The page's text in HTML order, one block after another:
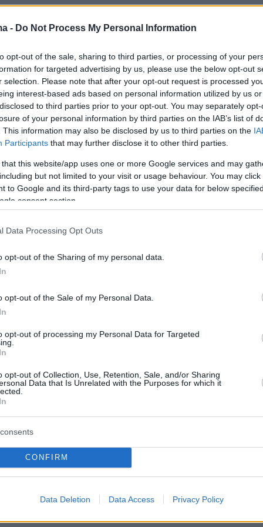
- Do Not Process My Personal Information
opt-out of the sale, sharing to third parties, or processing of your
for targeted advertising by us, please use the below opt-out
selection. Please note that after your opt-out request is processed
interest-based ads based on personal information utilized by us
to third parties prior to your opt-out. You may separately
of your personal information by third parties on the IAB’s list of
This information may also be disclosed by us to third parties on the
Participants that may further disclose it to other third parties.
that this website/app uses one or more Google services and may
but not limited to your visit or usage behaviour. You may
to Google and its third-party tags to use your data for below
consent section.
Data Processing Opt Outs
opt-out of the Sharing of my personal data.
opt-out of the Sale of my Personal Data.
opt-out of processing my Personal Data for Targeted
opt-out of Collection, Use, Retention, Sale, and/or Sharing
Data that Is Unrelated with the Purposes for which it
CONFIRM
Data Deletion Data Access Privacy Policy
τσαντόρ και ανέμιζαν σημαίες, όπως
πλάνα.
of the MFA building in Mashad.
chant “Death to Araghchi, the dishonourable
VyGNPAApkZ
(Backup) (@AryJeayBackup) June 13,
ΗΠΑ Ντόναλντ Τραμπ και ο
χώρας που έχει ρόλο μεσολαβητή στις
Σάββατο πως η υπογραφή συμφωνίας με
του πολέμου έχει προγραμματιστεί
την Κυριακή, εκφράζοντας πάντως
ενδεχομένως να γίνει «τις προσεχείς
at a rally in Tehran on Saturday chanted against
Mohammad Bagher Ghalibaf and Abbas
the emerging US deal, shouting, “Ghalibaf,
about our leader’s blood?” and “Araghchi, have